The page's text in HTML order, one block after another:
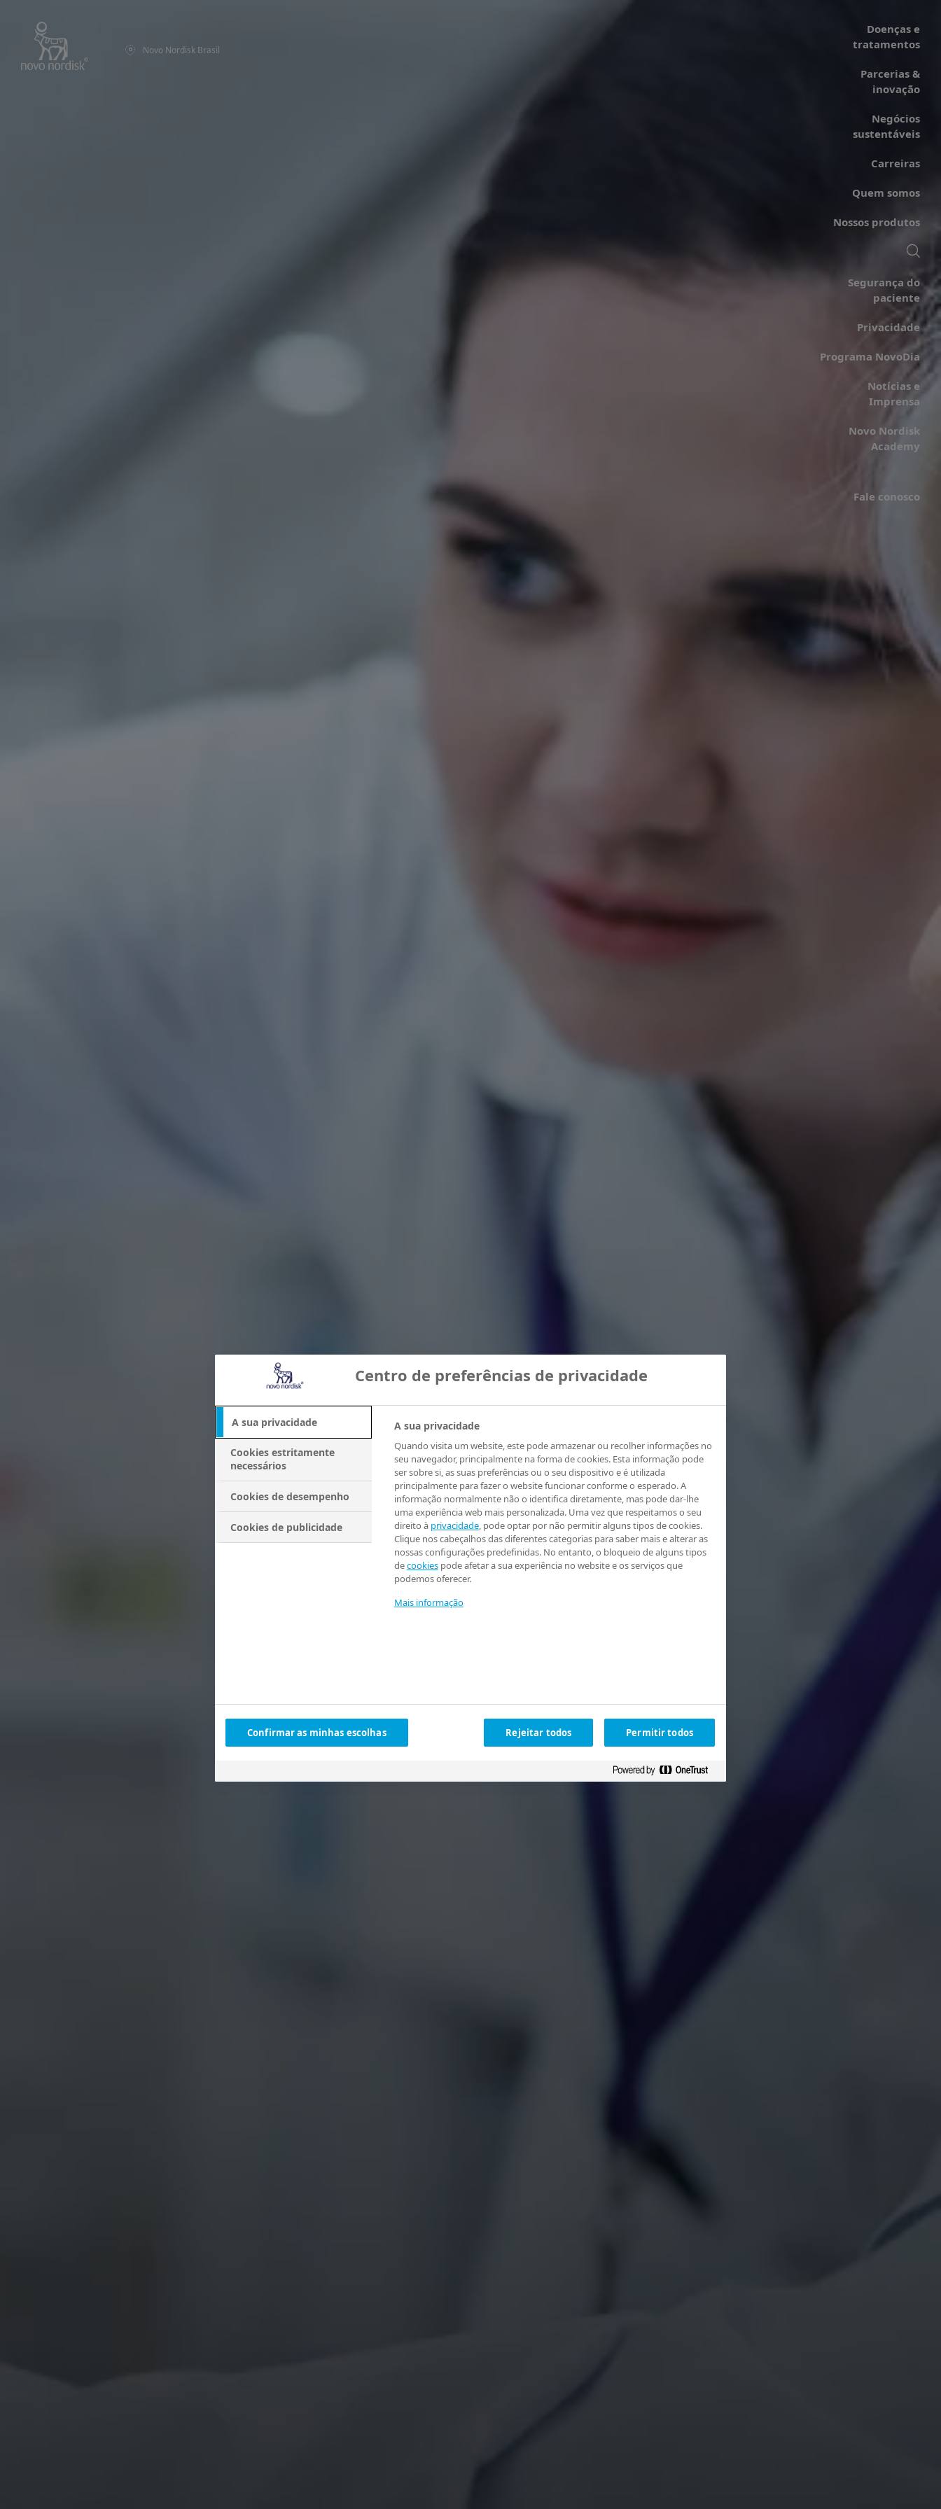
Novo Nordisk Brasil
Doenças e
tratamentos
Parcerias &
inovação
Negócios
sustentáveis
Carreiras
Quem somos
Nossos produtos
Segurança do
paciente
Privacidade
Programa NovoDia
Notícias e
Imprensa
Novo Nordisk
Academy
Fale conosco
Centro de preferências de privacidade
A sua privacidade
Cookies estritamente
necessários
Cookies de desempenho
Cookies de publicidade
A sua privacidade
Quando visita um website, este pode armazenar ou recolher informações no
seu navegador, principalmente na forma de cookies. Esta informação pode
ser sobre si, as suas preferências ou o seu dispositivo e é utilizada
principalmente para fazer o website funcionar conforme o esperado. A
informação normalmente não o identifica diretamente, mas pode dar-lhe
uma experiência web mais personalizada. Uma vez que respeitamos o seu
direito à privacidade, pode optar por não permitir alguns tipos de cookies.
Clique nos cabeçalhos das diferentes categorias para saber mais e alterar as
nossas configurações predefinidas. No entanto, o bloqueio de alguns tipos
decookiespode afetar a sua experiência no website e os serviços que
podemos oferecer.
Mais informação
Confirmar as minhas escolhas Rejeitar todos Permitir todos